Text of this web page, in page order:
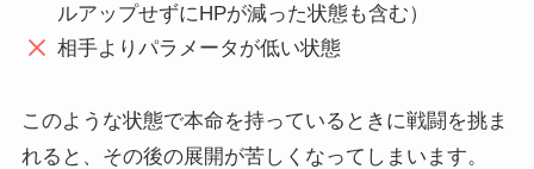
ルアップせずにHPが減った状態も含む）
相手よりパラメータが低い状態
このような状態で本命を持っているときに戦闘を挑ま
れると、その後の展開が苦しくなってしまいます。